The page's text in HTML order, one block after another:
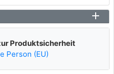
Produktsicherheit
Person (EU)